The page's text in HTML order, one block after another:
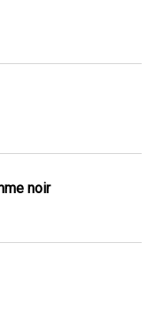
noir